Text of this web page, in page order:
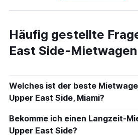
Häufig gestellte
East Side-Mietwagen
Welches ist der beste
Upper East Side, Miami?
Bekomme ich einen Langzeit-
Upper East Side?